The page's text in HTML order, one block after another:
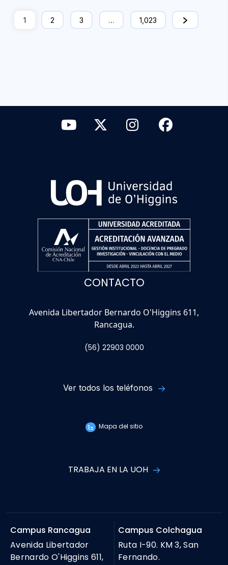
1 2 3 … 1,023
CONTACTO
Avenida Libertador Bernardo O'Higgins 611,
Rancagua.
(56) 22903 0000
Ver todos los teléfonos
Mapa del sitio
TRABAJA EN LA UOH
Campus Rancagua
Avenida Libertador
Bernardo O'Higgins 611,
Campus Colchagua
Ruta I-90. KM 3, San
Fernando.